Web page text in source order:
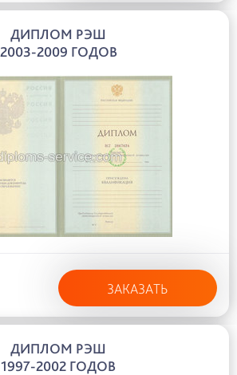
ДИПЛОМ РЭШ
2003-2009 ГОДОВ
ЗАКАЗАТЬ
ДИПЛОМ РЭШ
1997-2002 ГОДОВ